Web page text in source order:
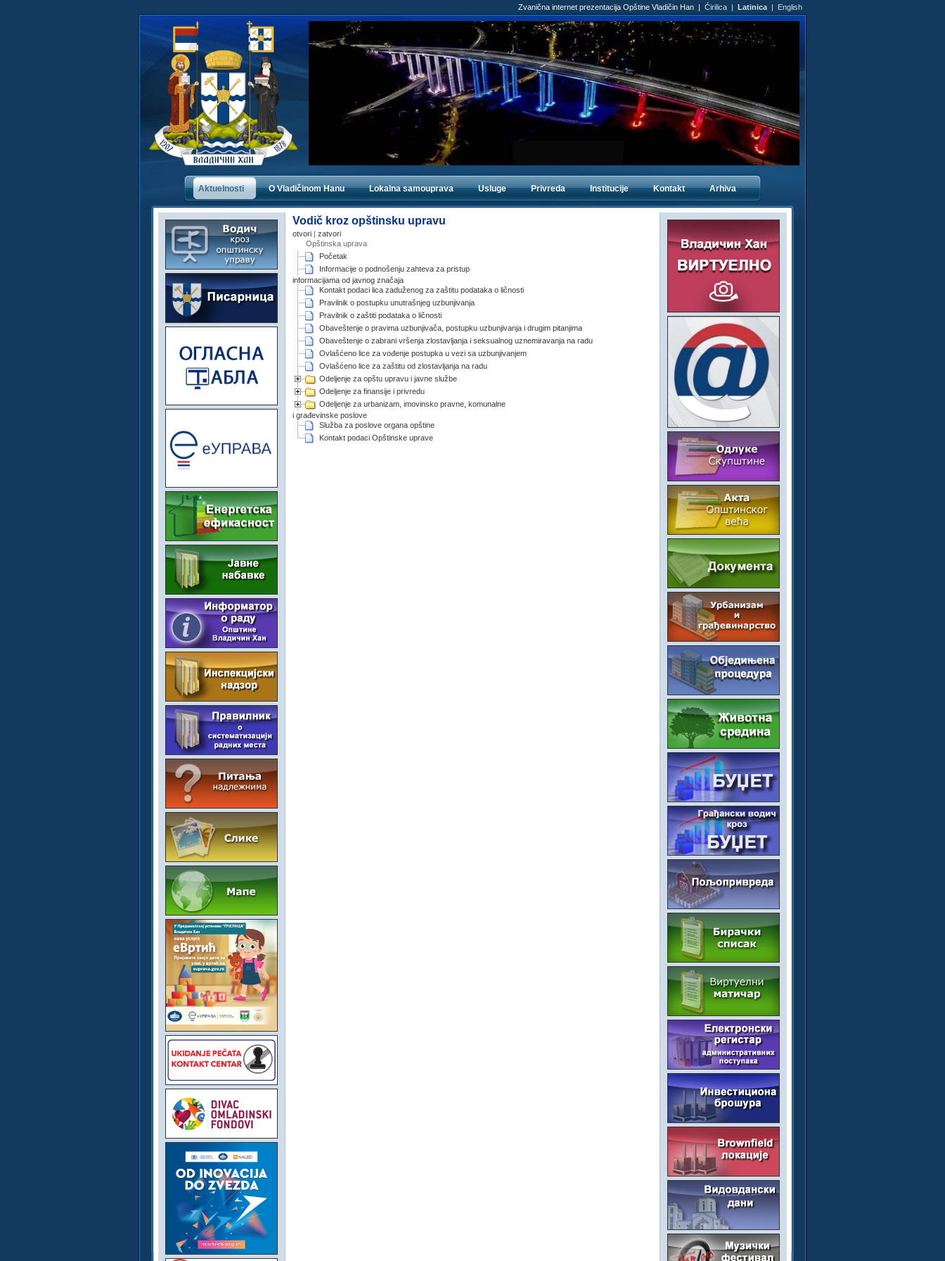
Zvanična internet prezentacija Opštine Vladičin Han | Ćirilica | Latinica | English
Aktuelnosti O Vladičinom Hanu Lokalna samouprava Usluge Privreda Institucije Kontakt Arhiva
Vodič kroz opštinsku upravu
otvori | zatvori
Opštinska uprava
Početak
Informacije o podnošenju zahteva za pristup
informacijama od javnog značaja
Kontakt podaci lica zaduženog za zaštitu podataka o ličnosti
Pravilnik o postupku unutrašnjeg uzbunjivanja
Pravilnik o zaštiti podataka o ličnosti
Obaveštenje o pravima uzbunjivača, postupku uzbunjivanja i drugim pitanjima
Obaveštenje o zabrani vršenja zlostavljanja i seksualnog uznemiravanja na radu
Ovlašćeno lice za vođenje postupka u vezi sa uzbunjivanjem
Ovlašćeno lice za zaštitu od zlostavljanja na radu
Odeljenje za opštu upravu i javne službe
Odeljenje za finansije i privredu
Odeljenje za urbanizam, imovinsko pravne, komunalne
i građevinske poslove
Služba za poslove organa opštine
Kontakt podaci Opštinske uprave